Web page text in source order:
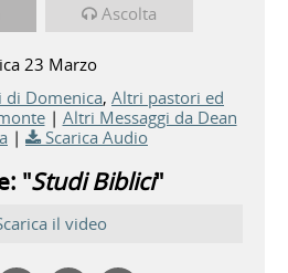
Ascolta
23 Marzo
di Domenica, Altri pastori ed
| Altri Messaggi da Dean
| Scarica Audio
"Studi Biblici"
il video